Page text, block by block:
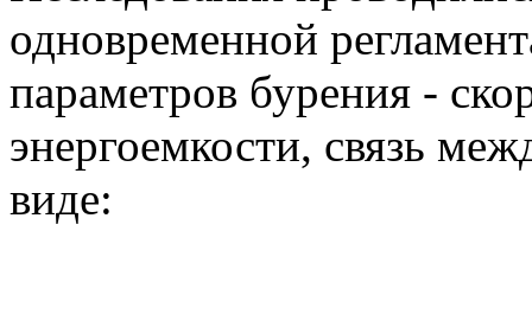
одновременной
параметров бурения -
энергоемкости, связь
виде: